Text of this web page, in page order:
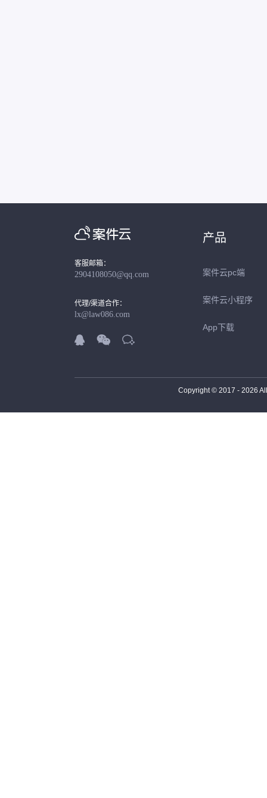
客服邮箱：
2904108050@qq.com
代理/渠道合作：
lx@law086.com
  
产品
案件云pc端
案件云小程序
App下载
Copyright © 2017 - 2026